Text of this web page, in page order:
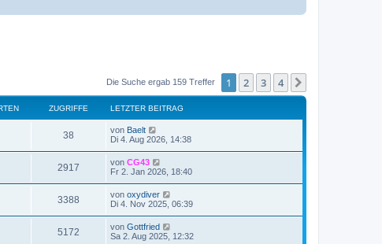
Die Suche ergab 159 Treffer 1 2 3 4
ZUGRIFFE LETZTER BEITRAG
38 von Baelt
Di 4. Aug 2026, 14:38
2917 von CG43
Fr 2. Jan 2026, 18:40
3388 von oxydiver
Di 4. Nov 2025, 06:39
5172 von Gottfried
Sa 2. Aug 2025, 12:32